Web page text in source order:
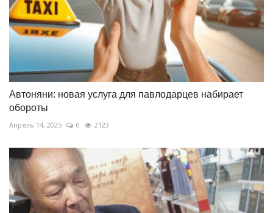
Автоняни: новая услуга для павлодарцев набирает
обороты
Апрель 14, 2025 0 2123